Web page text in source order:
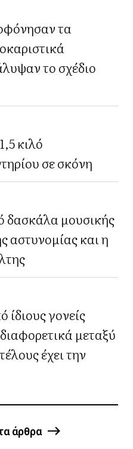
τα
το σχέδιο
κιλό
σε σκόνη
δασκάλα μουσικής
αστυνομίας και η
ίδιους γονείς
μεταξύ
έχει την
άρθρα